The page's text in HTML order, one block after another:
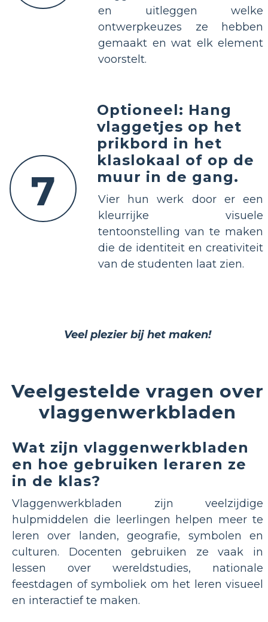
en uitleggen welke
ontwerpkeuzes ze hebben
gemaakt en wat elk element
voorstelt.
7
Optioneel: Hang
vlaggetjes op het
prikbord in het
klaslokaal of op de
muur in de gang.
Vier hun werk door er een
kleurrijke visuele
tentoonstelling van te maken
die de identiteit en creativiteit
van de studenten laat zien.
Veel plezier bij het maken!
Veelgestelde vragen over
vlaggenwerkbladen
Wat zijn vlaggenwerkbladen
en hoe gebruiken leraren ze
in de klas?
Vlaggenwerkbladen zijn veelzijdige
hulpmiddelen die leerlingen helpen meer te
leren over landen, geografie, symbolen en
culturen. Docenten gebruiken ze vaak in
lessen over wereldstudies, nationale
feestdagen of symboliek om het leren visueel
en interactief te maken.